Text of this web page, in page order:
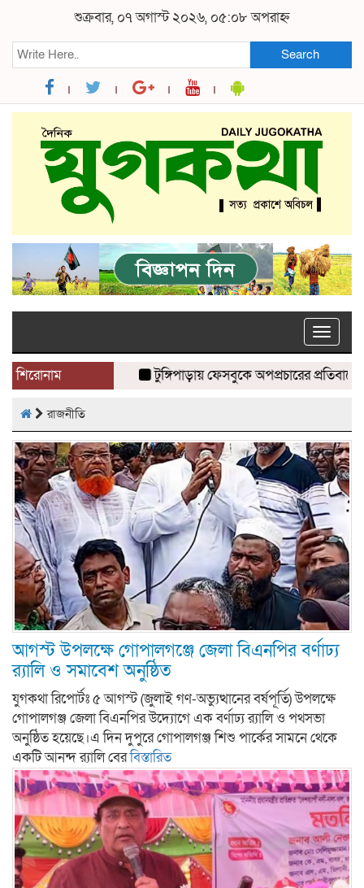
শুক্রবার, ০৭ অগাস্ট ২০২৬, ০৫:০৮ অপরাহ্ন
Search
Toggle
শিরোনাম
টুঙ্গিপাড়ায় ফেসবুকে অপপ্রচারের প্রতিবাদে
রাজনীতি
আগস্ট উপলক্ষে গোপালগঞ্জে জেলা বিএনপির বর্ণাঢ্য
র‍্যালি ও সমাবেশ অনুষ্ঠিত
যুগকথা রিপোর্টঃ ৫ আগস্ট (জুলাই গণ-অভ্যুত্থানের বর্ষপূর্তি) উপলক্ষে
গোপালগঞ্জ জেলা বিএনপির উদ্যোগে এক বর্ণাঢ্য র‍্যালি ও পথসভা
অনুষ্ঠিত হয়েছে।এ দিন দুপুরে গোপালগঞ্জ শিশু পার্কের সামনে থেকে
একটি আনন্দ র‍্যালি বেরবিস্তারিত